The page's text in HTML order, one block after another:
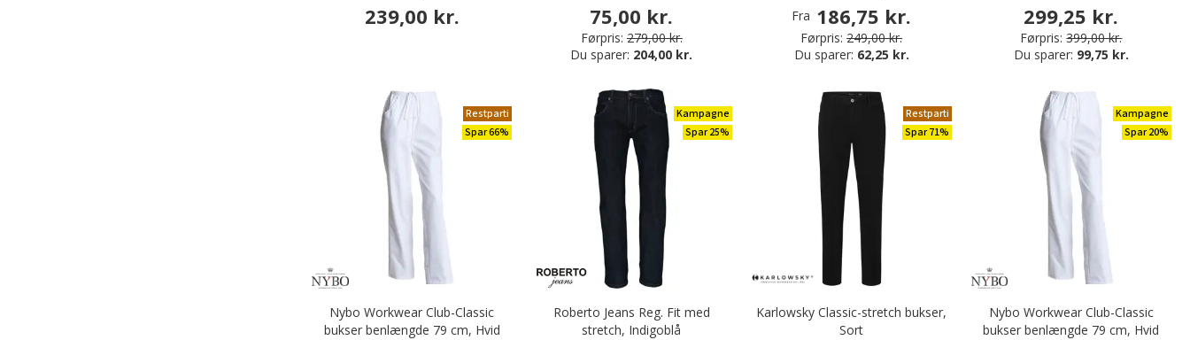
239,00 kr. 75,00 kr.
Førpris: 279,00 kr.
Du sparer: 204,00 kr.
Fra 186,75 kr.
Førpris: 249,00 kr.
Du sparer: 62,25 kr.
299,25 kr.
Førpris: 399,00 kr.
Du sparer: 99,75 kr.
Restparti
Spar 66%
Nybo Workwear Club-Classic
bukser benlængde 79 cm, Hvid
Kampagne
Spar 25%
Roberto Jeans Reg. Fit med
stretch, Indigoblå
Restparti
Spar 71%
Karlowsky Classic-stretch bukser,
Sort
Kampagne
Spar 20%
Nybo Workwear Club-Classic
bukser benlængde 79 cm, Hvid